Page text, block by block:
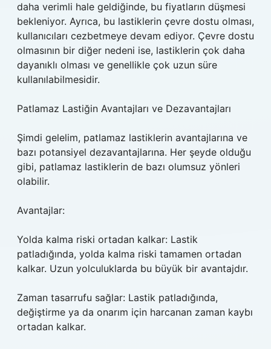
daha verimli hale geldiğinde, bu fiyatların düşmesi
bekleniyor. Ayrıca, bu lastiklerin çevre dostu olması,
kullanıcıları cezbetmeye devam ediyor. Çevre dostu
olmasının bir diğer nedeni ise, lastiklerin çok daha
dayanıklı olması ve genellikle çok uzun süre
kullanılabilmesidir.
Patlamaz Lastiğin Avantajları ve Dezavantajları
Şimdi gelelim, patlamaz lastiklerin avantajlarına ve
bazı potansiyel dezavantajlarına. Her şeyde olduğu
gibi, patlamaz lastiklerin de bazı olumsuz yönleri
olabilir.
Avantajlar:
Yolda kalma riski ortadan kalkar: Lastik
patladığında, yolda kalma riski tamamen ortadan
kalkar. Uzun yolculuklarda bu büyük bir avantajdır.
Zaman tasarrufu sağlar: Lastik patladığında,
değiştirme ya da onarım için harcanan zaman kaybı
ortadan kalkar.